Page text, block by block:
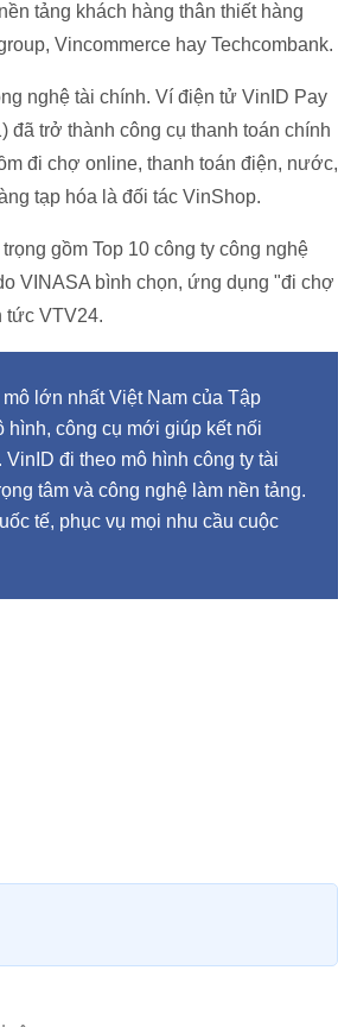
tảng khách hàng thân thiết hàng
Vincommerce hay Techcombank.
nghệ tài chính. Ví điện tử VinID Pay
đã trở thành công cụ thanh toán chính
đi chợ online, thanh toán điện, nước,
tạp hóa là đối tác VinShop.
gồm Top 10 công ty công nghệ
VINASA bình chọn, ứng dụng "đi chợ
tức VTV24.
lớn nhất Việt Nam của Tập
hình, công cụ mới giúp kết nối
đi theo mô hình công ty tài
tâm và công nghệ làm nền tảng.
tế, phục vụ mọi nhu cầu cuộc